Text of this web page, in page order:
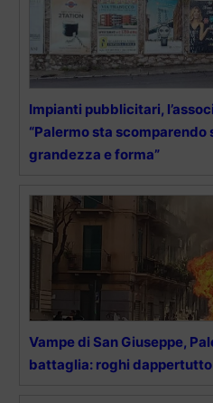
Impianti pubblicitari,
“Palermo sta
grandezza e forma”
Vampe di San Giuseppe,
battaglia: roghi dappertutto